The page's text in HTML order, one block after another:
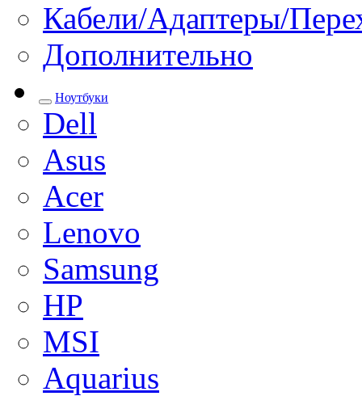
Кабели/Адаптеры/
Дополнительно
Ноутбуки
Dell
Asus
Acer
Lenovo
Samsung
HP
MSI
Aquarius